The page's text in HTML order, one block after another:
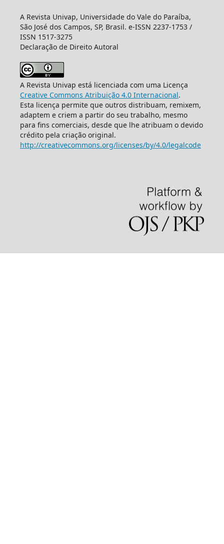
A Revista Univap, Universidade do Vale do Paraíba,
São José dos Campos, SP, Brasil. e-ISSN 2237-1753 /
ISSN 1517-3275
Declaração de Direito Autoral
A Revista Univap está licenciada com uma Licença
Creative Commons Atribuição 4.0 Internacional.
Esta licença permite que outros distribuam, remixem,
adaptem e criem a partir do seu trabalho, mesmo
para fins comerciais, desde que lhe atribuam o devido
crédito pela criação original.
http://creativecommons.org/licenses/by/4.0/legalcode